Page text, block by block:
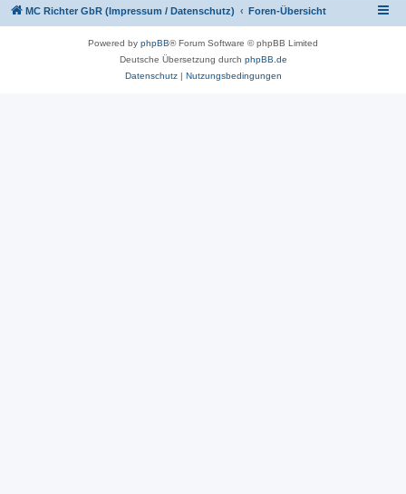
MC Richter GbR (Impressum / Datenschutz) Foren-Übersicht
Powered by phpBB® Forum Software © phpBB Limited
Deutsche Übersetzung durch phpBB.de
Datenschutz| Nutzungsbedingungen